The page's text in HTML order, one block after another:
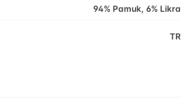
94% Pamuk, 6% Likra
TR